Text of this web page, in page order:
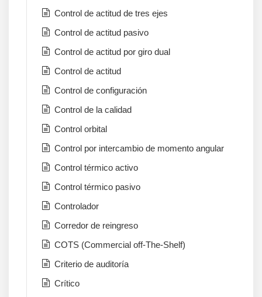
Control de actitud de tres ejes
Control de actitud pasivo
Control de actitud por giro dual
Control de actitud
Control de configuración
Control de la calidad
Control orbital
Control por intercambio de momento angular
Control térmico activo
Control térmico pasivo
Controlador
Corredor de reingreso
COTS (Commercial off-The-Shelf)
Criterio de auditoría
Crítico